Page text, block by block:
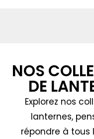
NOS
DE
Explorez nos
lanternes,
répondre à tous